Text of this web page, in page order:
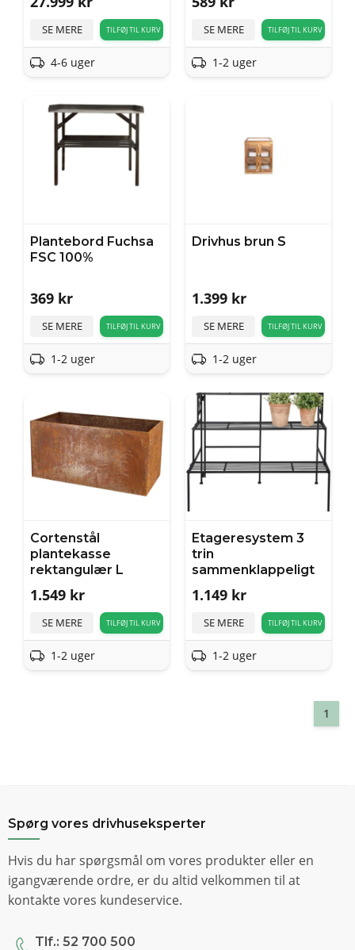
SE MERE TILFØJ TIL KURV
4-6 uger
SE MERE TILFØJ TIL KURV
1-2 uger
Plantebord Fuchsa
FSC 100%
369 kr
SE MERE TILFØJ TIL KURV
1-2 uger
Drivhus brun S
1.399 kr
SE MERE TILFØJ TIL KURV
1-2 uger
Cortenstål
plantekasse
rektangulær L
1.549 kr
SE MERE TILFØJ TIL KURV
1-2 uger
Etageresystem 3
trin
sammenklappeligt
1.149 kr
SE MERE TILFØJ TIL KURV
1-2 uger
1
Spørg vores drivhuseksperter
Hvis du har spørgsmål om vores produkter eller en
igangværende ordre, er du altid velkommen til at
kontakte vores kundeservice.
Tlf.: 52 700 500